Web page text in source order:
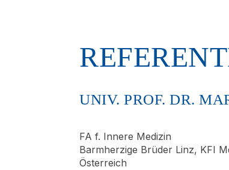
UNIV. PROF. DR.
FA f. Innere Medizin
Barmherzige Brüder Linz, KFI
Österreich